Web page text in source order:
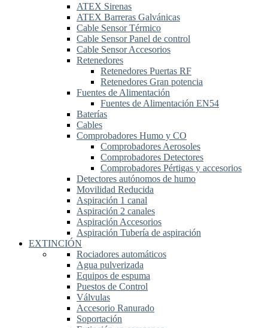
ATEX Sirenas
ATEX Barreras Galvánicas
Cable Sensor Térmico
Cable Sensor Panel de control
Cable Sensor Accesorios
Retenedores
Retenedores Puertas RF
Retenedores Gran potencia
Fuentes de Alimentación
Fuentes de Alimentación EN54
Baterías
Cables
Comprobadores Humo y CO
Comprobadores Aerosoles
Comprobadores Detectores
Comprobadores Pértigas y accesorios
Detectores autónomos de humo
Movilidad Reducida
Aspiración 1 canal
Aspiración 2 canales
Aspiración Accesorios
Aspiración Tubería de aspiración
EXTINCIÓN
Rociadores automáticos
Agua pulverizada
Equipos de espuma
Puestos de Control
Válvulas
Accesorio Ranurado
Soportación